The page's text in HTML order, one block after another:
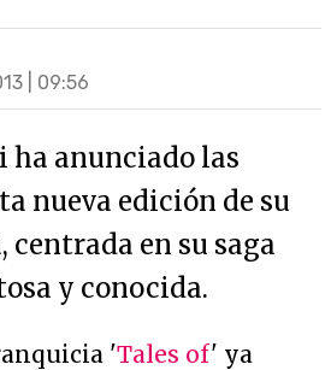
| 09:56
ha anunciado las
nueva edición de su
centrada en su saga
y conocida.
'Tales of' ya